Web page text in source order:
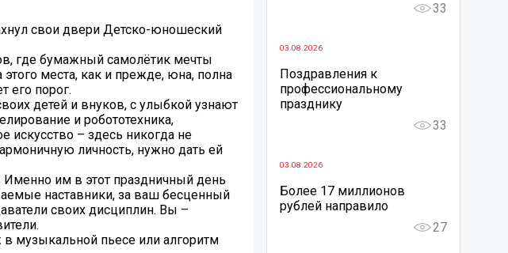
свои двери Детско-юношеский
где бумажный самолётик мечты
места, как и прежде, юна, полна
его порог.
детей и внуков, с улыбкой узнают
и робототехника,
искусство – здесь никогда не
личность, нужно дать ей
им в этот праздничный день
наставники, за ваш бесценный
своих дисциплин. Вы –
в музыкальной пьесе или алгоритм
33
03.08.2026
Поздравления к
профессиональному
празднику
33
03.08.2026
Более 17 миллионов
рублей направило
27